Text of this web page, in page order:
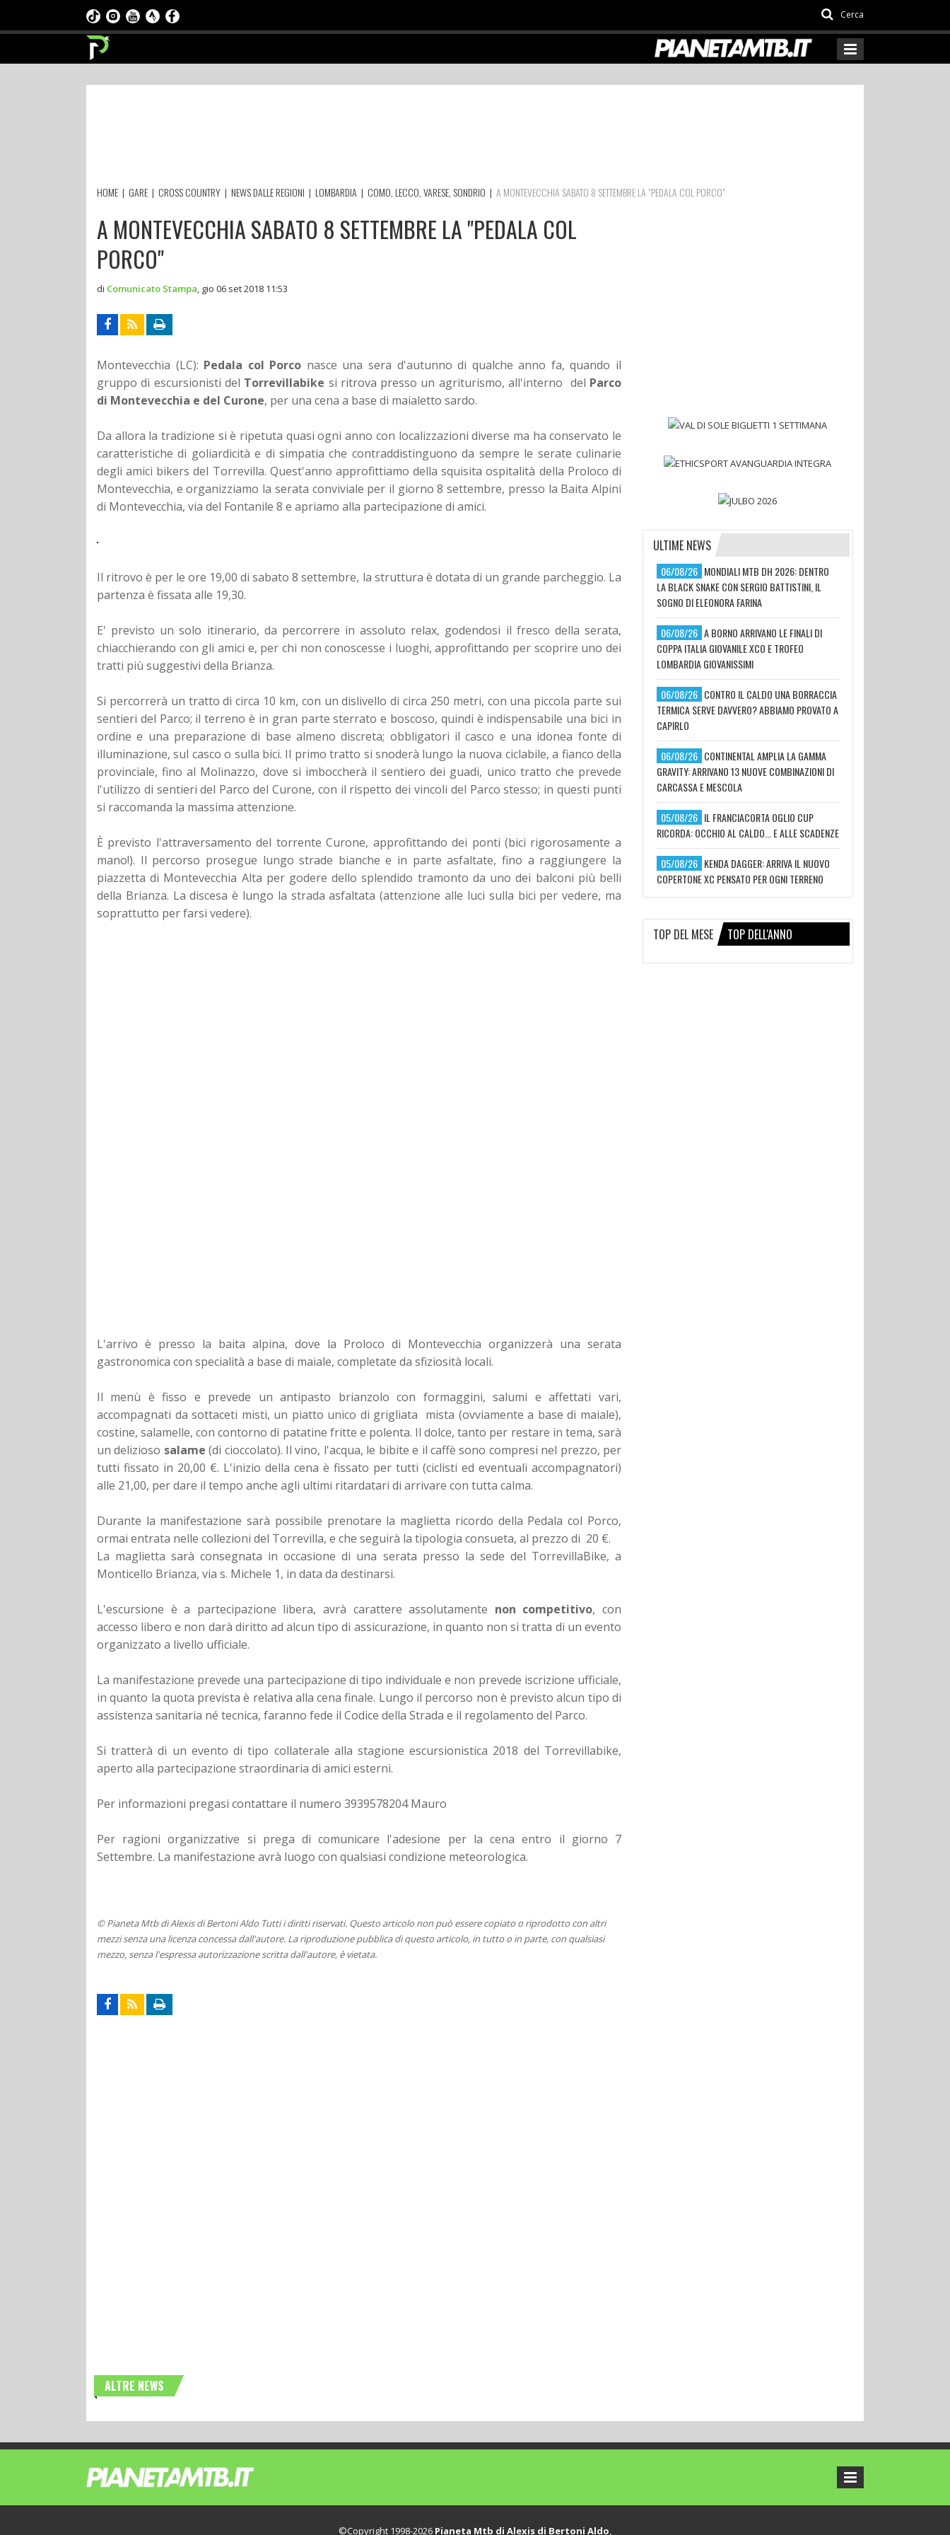
Cerca
HOME | GARE | CROSS COUNTRY | NEWS DALLE REGIONI | LOMBARDIA | COMO, LECCO, VARESE, SONDRIO | A MONTEVECCHIA SABATO 8 SETTEMBRE LA "PEDALA COL PORCO"
A MONTEVECCHIA SABATO 8 SETTEMBRE LA "PEDALA COL
PORCO"
di Comunicato Stampa gio 06 set 2018 11:53
Montevecchia (LC): Pedala col Porco nasce una sera d'autunno di qualche anno fa, quando il
gruppo di escursionisti del Torrevillabike si ritrova presso un agriturismo, all'interno del Parco
di Montevecchia e del Curone, per una cena a base di maialetto sardo.
Da allora la tradizione si è ripetuta quasi ogni anno con localizzazioni diverse ma ha conservato le
caratteristiche di goliardicità e di simpatia che contraddistinguono da sempre le serate culinarie
degli amici bikers del Torrevilla. Quest'anno approfittiamo della squisita ospitalità della Proloco di
Montevecchia, e organizziamo la serata conviviale per il giorno 8 settembre, presso la Baita Alpini
di Montevecchia, via del Fontanile 8 e apriamo alla partecipazione di amici.
Il ritrovo è per le ore 19,00 di sabato 8 settembre, la struttura è dotata di un grande parcheggio. La
partenza è fissata alle 19,30.
E' previsto un solo itinerario, da percorrere in assoluto relax, godendosi il fresco della serata,
chiacchierando con gli amici e, per chi non conoscesse i luoghi, approfittando per scoprire uno dei
tratti più suggestivi della Brianza.
Si percorrerà un tratto di circa 10 km, con un dislivello di circa 250 metri, con una piccola parte sui
sentieri del Parco; il terreno è in gran parte sterrato e boscoso, quindi è indispensabile una bici in
ordine e una preparazione di base almeno discreta; obbligatori il casco e una idonea fonte di
illuminazione, sul casco o sulla bici. Il primo tratto si snoderà lungo la nuova ciclabile, a fianco della
provinciale, fino al Molinazzo, dove si imboccherà il sentiero dei guadi, unico tratto che prevede
l'utilizzo di sentieri del Parco del Curone, con il rispetto dei vincoli del Parco stesso; in questi punti
si raccomanda la massima attenzione.
È previsto l'attraversamento del torrente Curone, approfittando dei ponti (bici rigorosamente a
mano!). Il percorso prosegue lungo strade bianche e in parte asfaltate, fino a raggiungere la
piazzetta di Montevecchia Alta per godere dello splendido tramonto da uno dei balconi più belli
della Brianza. La discesa è lungo la strada asfaltata (attenzione alle luci sulla bici per vedere, ma
soprattutto per farsi vedere).
L'arrivo è presso la baita alpina, dove la Proloco di Montevecchia organizzerà una serata
gastronomica con specialità a base di maiale, completate da sfiziosità locali.
Il menù è fisso e prevede un antipasto brianzolo con formaggini, salumi e affettati vari,
accompagnati da sottaceti misti, un piatto unico di grigliata mista (ovviamente a base di maiale),
costine, salamelle, con contorno di patatine fritte e polenta. Il dolce, tanto per restare in tema, sarà
un delizioso salame (di cioccolato). Il vino, l'acqua, le bibite e il caffè sono compresi nel prezzo, per
tutti fissato in 20,00 €. L'inizio della cena è fissato per tutti (ciclisti ed eventuali accompagnatori)
alle 21,00, per dare il tempo anche agli ultimi ritardatari di arrivare con tutta calma.
Durante la manifestazione sarà possibile prenotare la maglietta ricordo della Pedala col Porco,
ormai entrata nelle collezioni del Torrevilla, e che seguirà la tipologia consueta, al prezzo di 20 €.
La maglietta sarà consegnata in occasione di una serata presso la sede del TorrevillaBike, a
Monticello Brianza, via s. Michele 1, in data da destinarsi.
L'escursione è a partecipazione libera, avrà carattere assolutamente non competitivo, con
accesso libero e non darà diritto ad alcun tipo di assicurazione, in quanto non si tratta di un evento
organizzato a livello ufficiale.
La manifestazione prevede una partecipazione di tipo individuale e non prevede iscrizione ufficiale,
in quanto la quota prevista è relativa alla cena finale. Lungo il percorso non è previsto alcun tipo di
assistenza sanitaria né tecnica, faranno fede il Codice della Strada e il regolamento del Parco.
Si tratterà di un evento di tipo collaterale alla stagione escursionistica 2018 del Torrevillabike,
aperto alla partecipazione straordinaria di amici esterni.
Per informazioni pregasi contattare il numero 3939578204 Mauro
Per ragioni organizzative si prega di comunicare l'adesione per la cena entro il giorno 7
Settembre. La manifestazione avrà luogo con qualsiasi condizione meteorologica.
© Pianeta Mtb di Alexis di Bertoni Aldo Tutti i diritti riservati. Questo articolo non può essere copiato o riprodotto con altri
mezzi senza una licenza concessa dall'autore. La riproduzione pubblica di questo articolo, in tutto o in parte, con qualsiasi
mezzo, senza l'espressa autorizzazione scritta dall'autore, è vietata.
ALTRE NEWS
ULTIME NEWS
06/08/26 MONDIALI MTB DH 2026: DENTRO
LA BLACK SNAKE CON SERGIO BATTISTINI, IL
SOGNO DI ELEONORA FARINA
06/08/26 A BORNO ARRIVANO LE FINALI DI
COPPA ITALIA GIOVANILE XCO E TROFEO
LOMBARDIA GIOVANISSIMI
06/08/26 CONTRO IL CALDO UNA BORRACCIA
TERMICA SERVE DAVVERO? ABBIAMO PROVATO A
CAPIRLO
06/08/26 CONTINENTAL AMPLIA LA GAMMA
GRAVITY: ARRIVANO 13 NUOVE COMBINAZIONI DI
CARCASSA E MESCOLA
05/08/26 IL FRANCIACORTA OGLIO CUP
RICORDA: OCCHIO AL CALDO... E ALLE SCADENZE
05/08/26 KENDA DAGGER: ARRIVA IL NUOVO
COPERTONE XC PENSATO PER OGNI TERRENO
TOP DEL MESE TOP DELL'ANNO
©Copyright 1998-2026 Pianeta Mtb di Alexis di Bertoni Aldo